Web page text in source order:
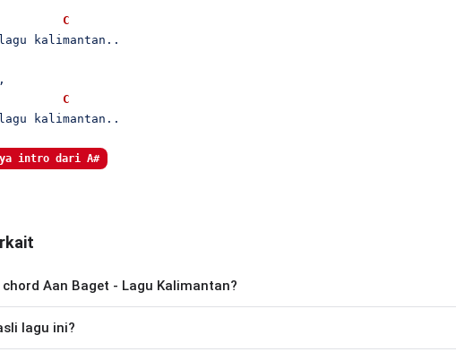
C
kalimantan..
C
kalimantan..
intro dari A#
Aan Baget - Lagu Kalimantan?
dimainkan oleh pemula maupun gitaris yang ingin belajar memainkan lagu ini.
lagu ini?